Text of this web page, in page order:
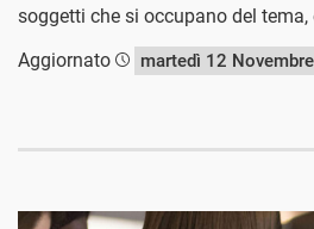
soggetti che si occupano del tema,
Aggiornato
martedì 12